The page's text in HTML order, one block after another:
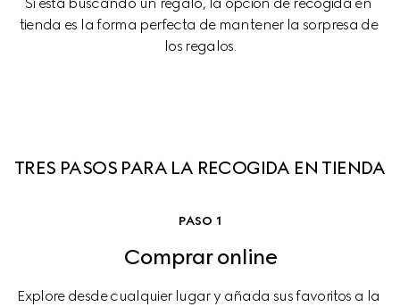
tienda es la forma perfecta de mantener la sorpresa de
los regalos.
TRES PASOS PARA LA RECOGIDA EN TIENDA
PASO 1
Comprar online
Explore desde cualquier lugar y añada sus favoritos a la